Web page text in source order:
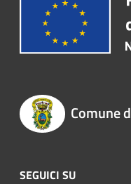
Comune
SEGUICI SU